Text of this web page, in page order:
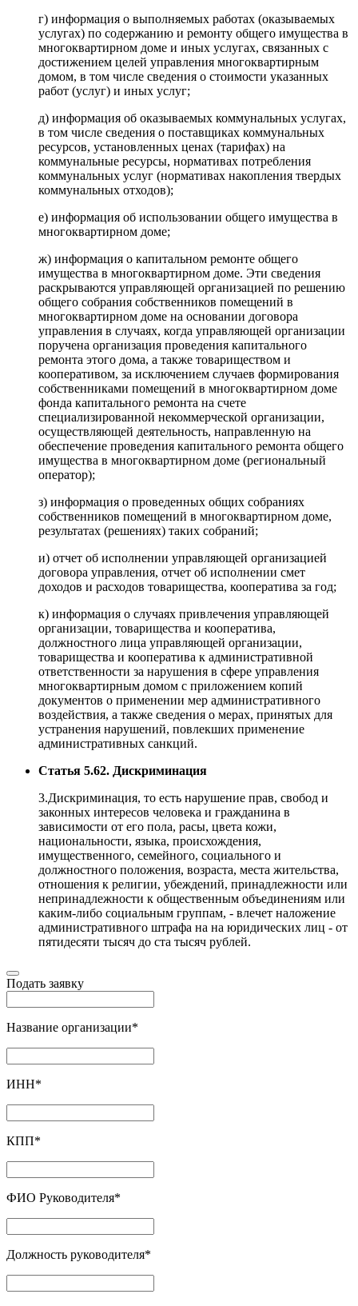
г) информация о выполняемых работах (оказываемых
услугах) по содержанию и ремонту общего имущества в
многоквартирном доме и иных услугах, связанных с
достижением целей управления многоквартирным
домом, в том числе сведения о стоимости указанных
работ (услуг) и иных услуг;
д) информация об оказываемых коммунальных услугах,
в том числе сведения о поставщиках коммунальных
ресурсов, установленных ценах (тарифах) на
коммунальные ресурсы, нормативах потребления
коммунальных услуг (нормативах накопления твердых
коммунальных отходов);
е) информация об использовании общего имущества в
многоквартирном доме;
ж) информация о капитальном ремонте общего
имущества в многоквартирном доме. Эти сведения
раскрываются управляющей организацией по решению
общего собрания собственников помещений в
многоквартирном доме на основании договора
управления в случаях, когда управляющей организации
поручена организация проведения капитального
ремонта этого дома, а также товариществом и
кооперативом, за исключением случаев формирования
собственниками помещений в многоквартирном доме
фонда капитального ремонта на счете
специализированной некоммерческой организации,
осуществляющей деятельность, направленную на
обеспечение проведения капитального ремонта общего
имущества в многоквартирном доме (региональный
оператор);
з) информация о проведенных общих собраниях
собственников помещений в многоквартирном доме,
результатах (решениях) таких собраний;
и) отчет об исполнении управляющей организацией
договора управления, отчет об исполнении смет
доходов и расходов товарищества, кооператива за год;
к) информация о случаях привлечения управляющей
организации, товарищества и кооператива,
должностного лица управляющей организации,
товарищества и кооператива к административной
ответственности за нарушения в сфере управления
многоквартирным домом с приложением копий
документов о применении мер административного
воздействия, а также сведения о мерах, принятых для
устранения нарушений, повлекших применение
административных санкций.
Статья 5.62. Дискриминация
3.Дискриминация, то есть нарушение прав, свобод и
законных интересов человека и гражданина в
зависимости от его пола, расы, цвета кожи,
национальности, языка, происхождения,
имущественного, семейного, социального и
должностного положения, возраста, места жительства,
отношения к религии, убеждений, принадлежности или
непринадлежности к общественным объединениям или
каким-либо социальным группам, - влечет наложение
административного штрафа на на юридических лиц - от
пятидесяти тысяч до ста тысяч рублей.
Подать заявку
Название организации*
ИНН*
КПП*
ФИО Руководителя*
Должность руководителя*